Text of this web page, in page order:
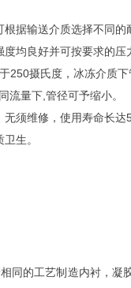
据输送介质选择不同的
均良好并可按要求的压
250摄氏度，冰冻介质下
流量下,管径可予缩小。
须维修，使用寿命长达
生。
同的工艺制造内衬，